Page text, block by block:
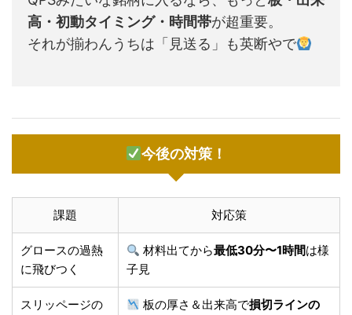
高・初動タイミング・時間帯が超重要。
それが揃わんうちは「見送る」も英断やで
今後の対策！
課題 対応策
グロースの過熱
に飛びつく
材料出てから最低30分〜1時間は様
子見
スリッページの
板の厚さ＆出来高で損切ラインの